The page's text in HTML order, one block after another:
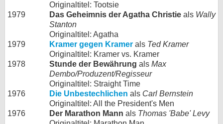
Originaltitel: Tootsie
1979
Das Geheimnis der Agatha Christie als Wally
Stanton
Originaltitel: Agatha
1979
Kramer gegen Kramer als Ted Kramer
Originaltitel: Kramer vs. Kramer
1978
Stunde der Bewährung als Max
Dembo/Produzent/Regisseur
Originaltitel: Straight Time
1976
Die Unbestechlichen als Carl Bernstein
Originaltitel: All the President's Men
1976
Der Marathon Mann als Thomas 'Babe' Levy